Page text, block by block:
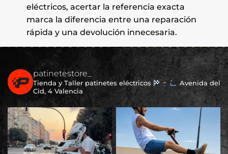
eléctricos, acertar la referencia exacta
marca la diferencia entre una reparación
rápida y una devolución innecesaria.
patinetestore_
Tienda y Taller patinetes eléctricos
Avenida del
Cid, 4 Valencia